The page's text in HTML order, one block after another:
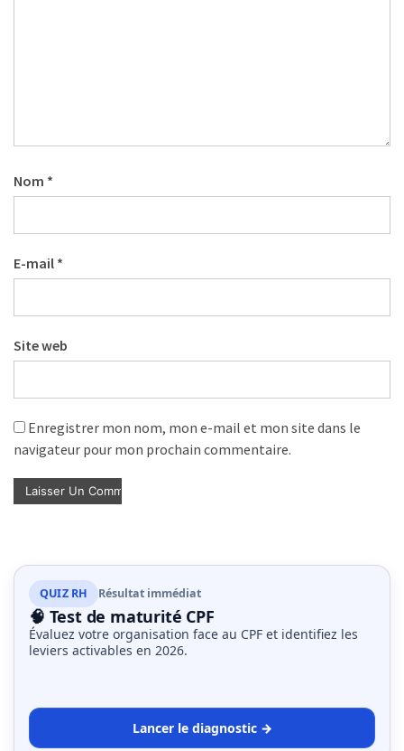
Nom *
E-mail *
Site web
Enregistrer mon nom, mon e-mail et mon site dans le
navigateur pour mon prochain commentaire.
QUIZ RH Résultat immédiat
🧠 Test de maturité CPF
Évaluez votre organisation face au CPF et identifiez les
leviers activables en 2026.
Lancer le diagnostic →